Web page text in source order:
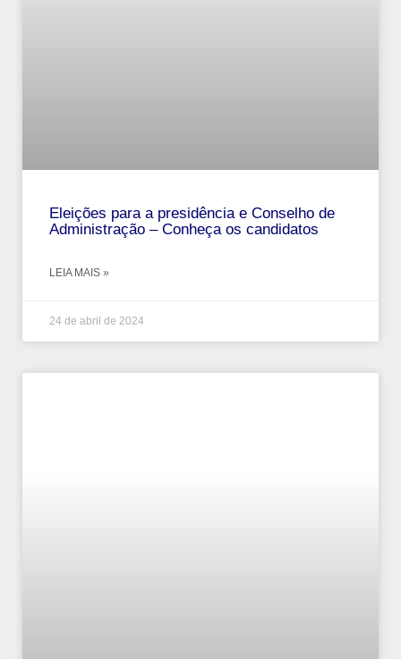
Eleições para a presidência e Conselho de
Administração – Conheça os candidatos
LEIA MAIS »
24 de abril de 2024